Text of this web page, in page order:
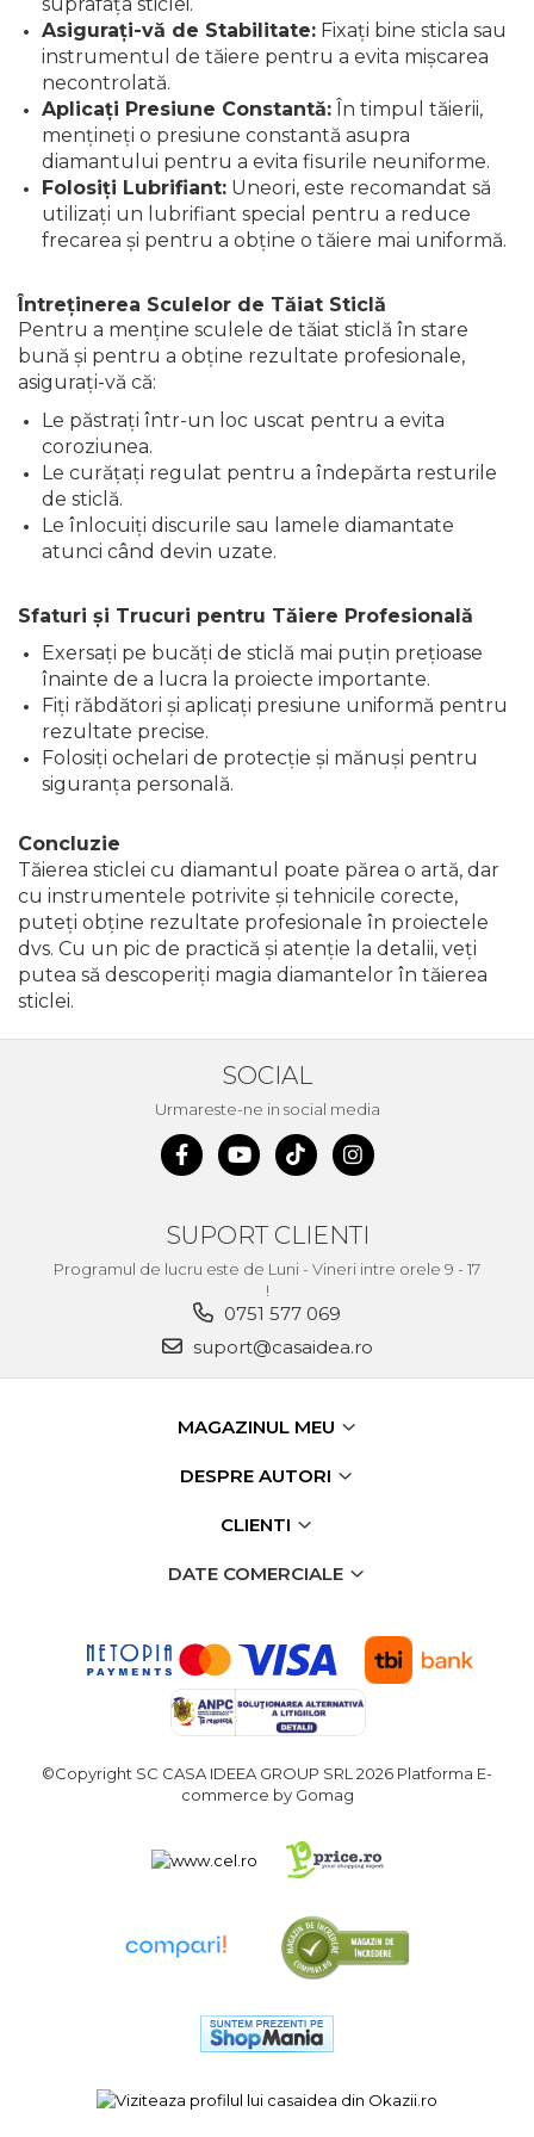
Asigurați-vă de Stabilitate: Fixați bine sticla sau
instrumentul de tăiere pentru a evita mișcarea
necontrolată.
Aplicați Presiune Constantă: În timpul tăierii,
mențineți o presiune constantă asupra
diamantului pentru a evita fisurile neuniforme.
Folosiți Lubrifiant: Uneori, este recomandat să
utilizați un lubrifiant special pentru a reduce
frecarea și pentru a obține o tăiere mai uniformă.
Întreținerea Sculelor de Tăiat Sticlă
Pentru a menține sculele de tăiat sticlă în stare
bună și pentru a obține rezultate profesionale,
asigurați-vă că:
Le păstrați într-un loc uscat pentru a evita
coroziunea.
Le curățați regulat pentru a îndepărta resturile
de sticlă.
Le înlocuiți discurile sau lamele diamantate
atunci când devin uzate.
Sfaturi și Trucuri pentru Tăiere Profesională
Exersați pe bucăți de sticlă mai puțin prețioase
înainte de a lucra la proiecte importante.
Fiți răbdători și aplicați presiune uniformă pentru
rezultate precise.
Folosiți ochelari de protecție și mănuși pentru
siguranța personală.
Concluzie
Tăierea sticlei cu diamantul poate părea o artă, dar
cu instrumentele potrivite și tehnicile corecte,
puteți obține rezultate profesionale în proiectele
dvs. Cu un pic de practică și atenție la detalii, veți
putea să descoperiți magia diamantelor în tăierea
sticlei.
SOCIAL
Urmareste-ne in social media
SUPORT CLIENTI
Programul de lucru este de Luni - Vineri intre orele 9 - 17
!
0751 577 069
suport@casaidea.ro
MAGAZINUL MEU
DESPRE AUTORI
CLIENTI
DATE COMERCIALE
©Copyright SC CASA IDEEA GROUP SRL 2026 Platforma E-
commerce by Gomag